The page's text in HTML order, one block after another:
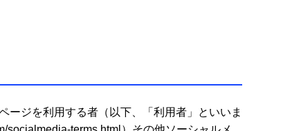
ージを利用する者（以下、「利用者」といいま